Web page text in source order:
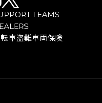
TEAMS
車盗難車両保険